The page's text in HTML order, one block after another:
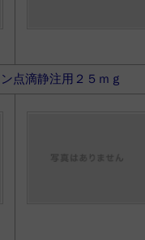
点滴静注用２５ｍｇ